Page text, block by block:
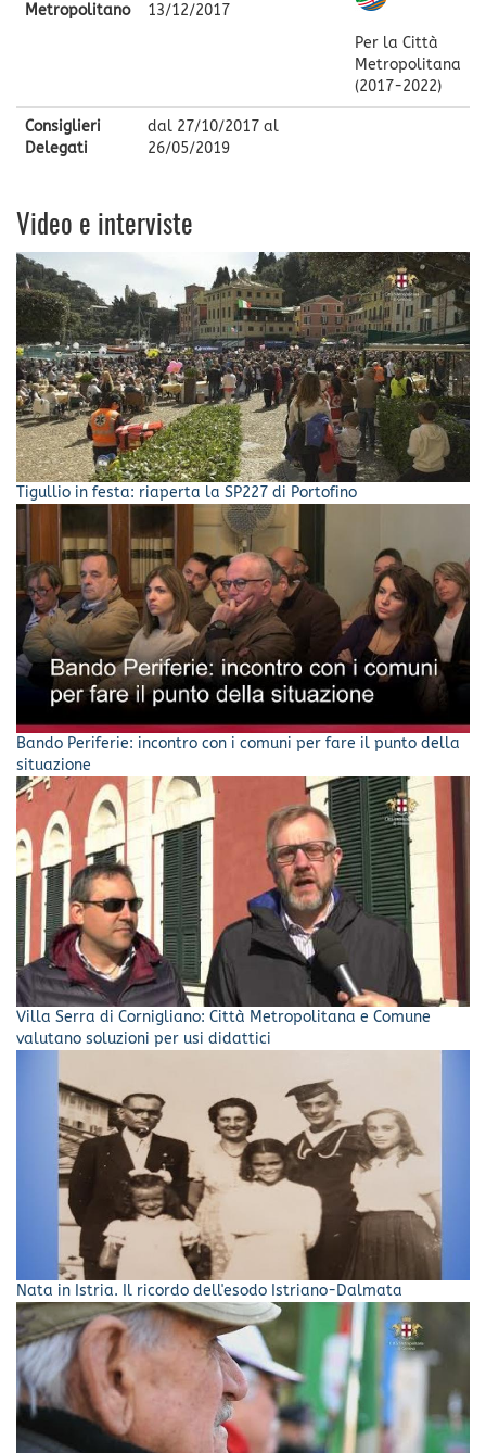
Metropolitano
13/12/2017
Per la Città
Metropolitana
(2017-2022)
Consiglieri
Delegati
dal 27/10/2017 al
26/05/2019
Video e interviste
Tigullio in festa: riaperta la SP227 di Portofino
Bando Periferie: incontro con i comuni per fare il punto della
situazione
Villa Serra di Cornigliano: Città Metropolitana e Comune
valutano soluzioni per usi didattici
Nata in Istria. Il ricordo dell'esodo Istriano-Dalmata